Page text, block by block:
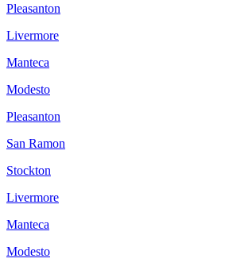
Pleasanton
Livermore
Manteca
Modesto
Pleasanton
San Ramon
Stockton
Livermore
Manteca
Modesto